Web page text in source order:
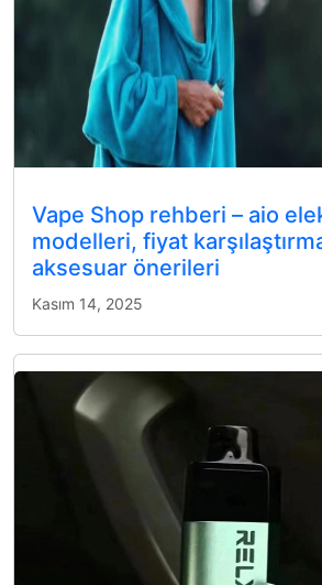
Vape Shop rehberi – aio
modelleri, fiyat
aksesuar önerileri
Kasım 14, 2025